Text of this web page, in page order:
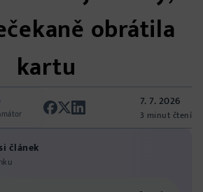
obrátila
kartu
7. 7. 2026
3 minut čtení
článek